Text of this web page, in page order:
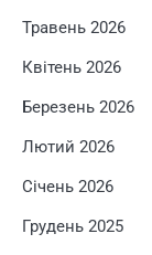
Травень 2026
Квітень 2026
Березень 2026
Лютий 2026
Січень 2026
Грудень 2025